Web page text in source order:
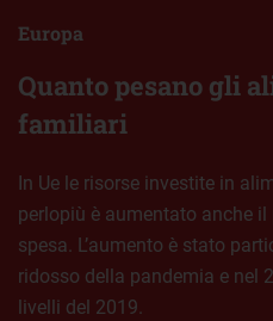
Quanto pesano gli
familiari
Europa
In Ue le risorse investite in
perlopiù è aumentato anche
spesa. L’aumento è stato
ridosso della pandemia e nel
livelli del 2019.